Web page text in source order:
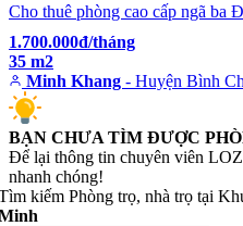
Cho thuê phòng cao cấp ngã
1.700.000đ/tháng
35 m2
Minh Khang - Huyện Bình
BẠN CHƯA TÌM ĐƯỢC
Để lại thông tin chuyên viên
nhanh chóng!
kiếm Phòng trọ, nhà trọ tại